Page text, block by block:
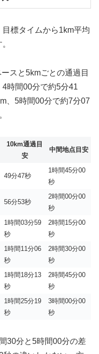
標タイムから1km平均
スと5kmごとの通過目
時間00分で約5分41
、5時間00分で約7分07
10km通過目
安
中間地点目安
49分47秒
1時間45分00
秒
56分53秒
2時間00分00
秒
1時間03分59
秒
2時間15分00
秒
1時間11分06
秒
2時間30分00
秒
1時間18分13
秒
2時間45分00
秒
1時間25分19
秒
3時間00分00
秒
30分と5時間00分の差